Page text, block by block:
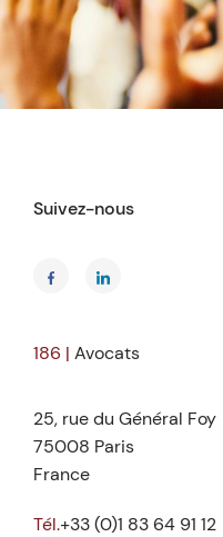
Suivez-nous
186 | Avocats
25, rue du Général Foy
75008 Paris
France
Tél.+33 (0)1 83 64 91 12